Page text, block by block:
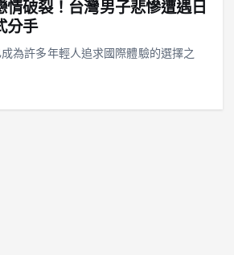
情破裂！台灣男子悲慘遭遇日
分手
為許多年輕人追求國際體驗的選擇之